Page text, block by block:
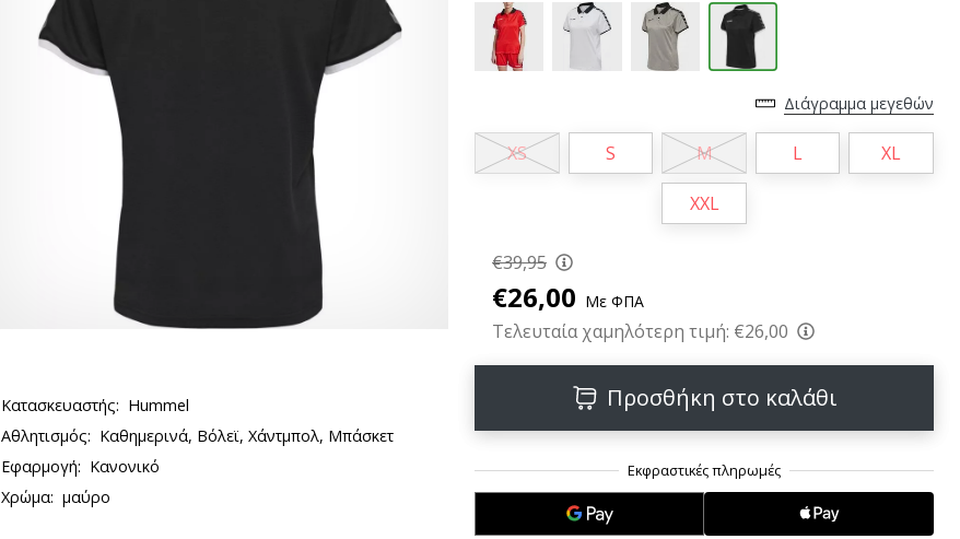
Διάγραμμα μεγεθών
XS S M L XL
XXL
€39,95
€26,00 Με ΦΠΑ
Τελευταία χαμηλότερη τιμή: €26,00
Προσθήκη στο καλάθι
Κατασκευαστής: Hummel
Αθλητισμός: Καθημερινά, Βόλεϊ, Χάντμπολ, Μπάσκετ
Εφαρμογή: Κανονικό
Χρώμα: μαύρο